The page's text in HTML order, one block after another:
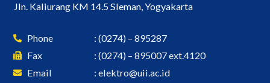
Jln. Kaliurang KM 14.5 Sleman, Yogyakarta
Phone
Fax
Email
: (0274) – 895287
: (0274) – 895007 ext.4120
: elektro@uii.ac.id